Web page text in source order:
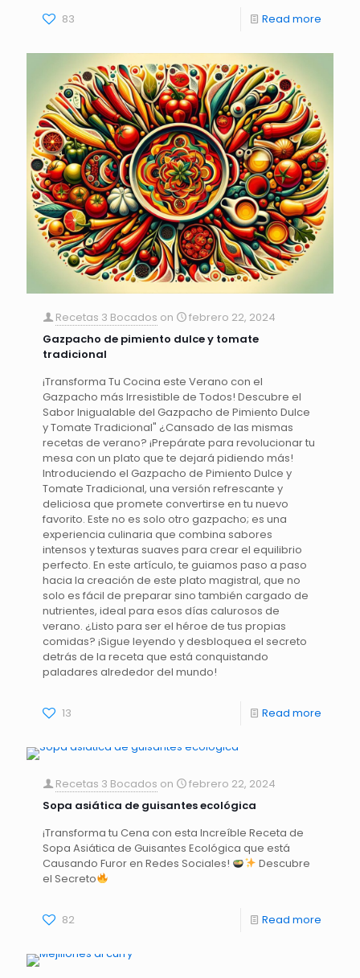
83 Read more
Recetas 3 Bocados on
febrero 22, 2024
Gazpacho de pimiento dulce y tomate
tradicional
¡Transforma Tu Cocina este Verano con el
Gazpacho más Irresistible de Todos! Descubre el
Sabor Inigualable del Gazpacho de Pimiento Dulce
y Tomate Tradicional" ¿Cansado de las mismas
recetas de verano? ¡Prepárate para revolucionar tu
mesa con un plato que te dejará pidiendo más!
Introduciendo el Gazpacho de Pimiento Dulce y
Tomate Tradicional, una versión refrescante y
deliciosa que promete convertirse en tu nuevo
favorito. Este no es solo otro gazpacho; es una
experiencia culinaria que combina sabores
intensos y texturas suaves para crear el equilibrio
perfecto. En este artículo, te guiamos paso a paso
hacia la creación de este plato magistral, que no
solo es fácil de preparar sino también cargado de
nutrientes, ideal para esos días calurosos de
verano. ¿Listo para ser el héroe de tus propias
comidas? ¡Sigue leyendo y desbloquea el secreto
detrás de la receta que está conquistando
paladares alrededor del mundo!
13 Read more
Recetas 3 Bocados on
febrero 22, 2024
Sopa asiática de guisantes ecológica
¡Transforma tu Cena con esta Increíble Receta de
Sopa Asiática de Guisantes Ecológica que está
Causando Furor en Redes Sociales!
Descubre
el Secreto
82 Read more